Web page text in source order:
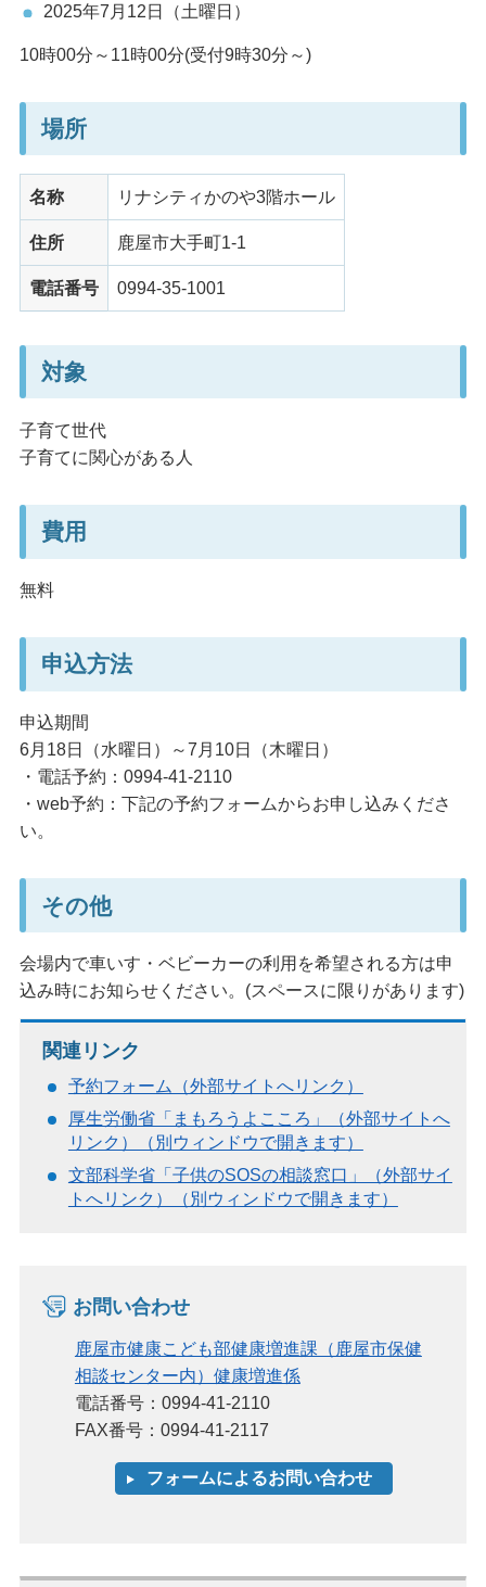
2025年7月12日（土曜日）
10時00分～11時00分(受付9時30分～)
場所
名称 リナシティかのや3階ホール
住所 鹿屋市大手町1-1
電話番号 0994-35-1001
対象
子育て世代
子育てに関心がある人
費用
無料
申込方法
申込期間
6月18日（水曜日）～7月10日（木曜日）
・電話予約：0994-41-2110
・web予約：下記の予約フォームからお申し込みくださ
い。
その他
会場内で車いす・ベビーカーの利用を希望される方は申
込み時にお知らせください。(スペースに限りがあります)
関連リンク
予約フォーム（外部サイトへリンク）
厚生労働省「まもろうよこころ」（外部サイトへ
リンク）（別ウィンドウで開きます）
文部科学省「子供のSOSの相談窓口」（外部サイ
トへリンク）（別ウィンドウで開きます）
お問い合わせ
鹿屋市健康こども部健康増進課（鹿屋市保健
相談センター内）健康増進係
電話番号：0994-41-2110
FAX番号：0994-41-2117